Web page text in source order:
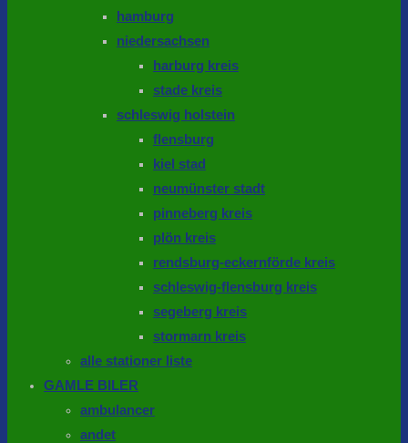
hamburg
niedersachsen
harburg kreis
stade kreis
schleswig holstein
flensburg
kiel stad
neumünster stadt
pinneberg kreis
plön kreis
rendsburg-eckernförde kreis
schleswig-flensburg kreis
segeberg kreis
stormarn kreis
alle stationer liste
GAMLE BILER
ambulancer
andet